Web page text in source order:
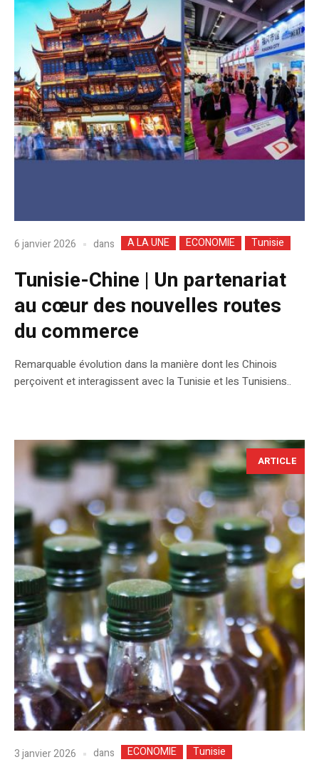
6 janvier 2026 dans A LA UNE ECONOMIE Tunisie
Tunisie-Chine | Un partenariat
au cœur des nouvelles routes
du commerce
Remarquable évolution dans la manière dont les Chinois
perçoivent et interagissent avec la Tunisie et les Tunisiens..
ARTICLE
3 janvier 2026 dans ECONOMIE Tunisie